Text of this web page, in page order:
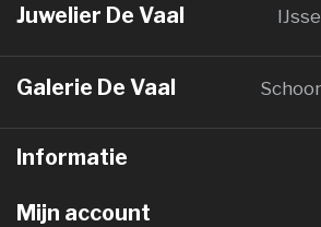
Juwelier De Vaal
Galerie De Vaal
Informatie
Mijn account